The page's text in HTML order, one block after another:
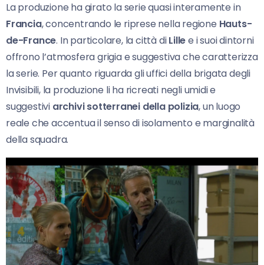
La produzione ha girato la serie quasi interamente in
Francia, concentrando le riprese nella regione Hauts-
de-France. In particolare, la città diLillee i suoi dintorni
offrono l’atmosfera grigia e suggestiva che caratterizza
la serie. Per quanto riguarda gli uffici della brigata degli
Invisibili, la produzione li ha ricreati negli umidi e
suggestivi archivi sotterranei della polizia, un luogo
reale che accentua il senso di isolamento e marginalità
della squadra.